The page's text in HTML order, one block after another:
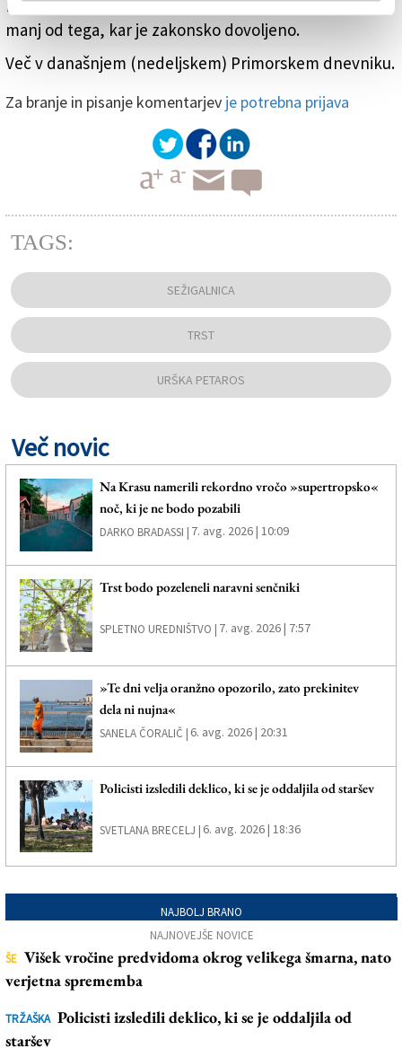
ne povzročajo veliko emisij, ampak kar 80 odstotkov
manj od tega, kar je zakonsko dovoljeno.
Več v današnjem (nedeljskem) Primorskem dnevniku.
Za branje in pisanje komentarjev je potrebna prijava
TAGS:
SEŽIGALNICA
TRST
URŠKA PETAROS
Več novic
Na Krasu namerili rekordno vročo »supertropsko«
noč, ki je ne bodo pozabili
DARKO BRADASSI | 7. avg. 2026 | 10:09
Trst bodo pozeleneli naravni senčniki
SPLETNO UREDNIŠTVO | 7. avg. 2026 | 7:57
»Te dni velja oranžno opozorilo, zato prekinitev
dela ni nujna«
SANELA ČORALIČ | 6. avg. 2026 | 20:31
Policisti izsledili deklico, ki se je oddaljila od staršev
SVETLANA BRECELJ | 6. avg. 2026 | 18:36
NAJBOLJ BRANO
NAJNOVEJŠE NOVICE
ŠE Višek vročine predvidoma okrog velikega šmarna, nato
verjetna sprememba
TRŽAŠKA Policisti izsledili deklico, ki se je oddaljila od
staršev